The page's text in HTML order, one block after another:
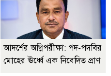
আদর্শের অগ্নিপরীক্ষা: পদ-পদবির
মোহের ঊর্ধ্বে এক নিবেদিত প্রাণ